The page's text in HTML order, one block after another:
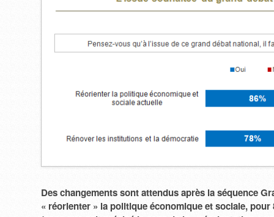
Des changements sont attendus après la séquence
« réorienter » la politique économique et sociale, pour